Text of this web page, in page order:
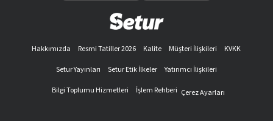
Hakkımızda Resmi Tatiller 2026 Kalite Müşteri İlişkileri
KVKK
Setur Yayınları
Setur Etik İlkeler
Yatırımcı İlişkileri
Bilgi Toplumu Hizmetleri
İşlem Rehberi Çerez Ayarları